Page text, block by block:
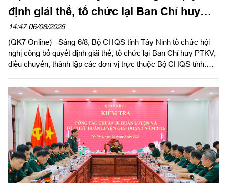
định giải thể, tổ chức lại Ban Chỉ huy
phòng thủ khu vực
14:47 06/08/2026
(QK7 Online) - Sáng 6/8, Bộ CHQS tỉnh Tây Ninh tổ chức hội
nghị công bố quyết định giải thể, tổ chức lại Ban Chỉ huy PTKV,
điều chuyển, thành lập các đơn vị trực thuộc Bộ CHQS tỉnh.
Ngọc Hải, Phó Tham mưu trưởng Quân khu dự và phát biểu
chỉ đạo.